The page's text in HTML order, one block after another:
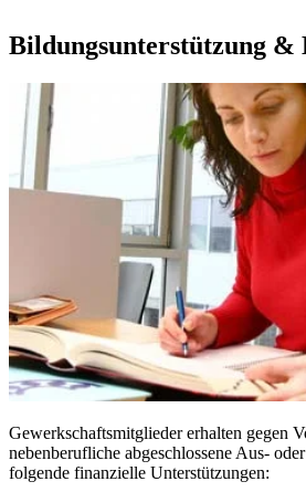
Bildungsunterstützung &
Gewerkschaftsmitglieder erhalten gegen
nebenberufliche abgeschlossene Aus-
folgende finanzielle Unterstützungen: